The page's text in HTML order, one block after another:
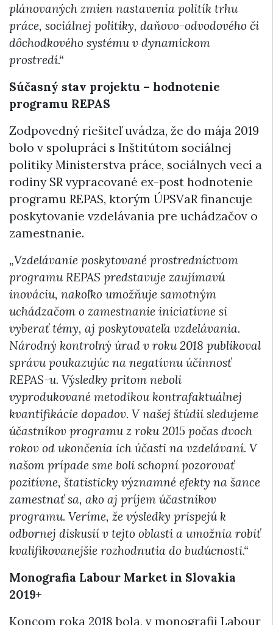
plánovaných zmien nastavenia politík trhu
práce, sociálnej politiky, daňovo-odvodového či
dôchodkového systému v dynamickom
prostredí.“
Súčasný stav projektu – hodnotenie
programu REPAS
Zodpovedný riešiteľ uvádza, že do mája 2019
bolo v spolupráci s Inštitútom sociálnej
politiky Ministerstva práce, sociálnych vecí a
rodiny SR vypracované ex-post hodnotenie
programu REPAS, ktorým ÚPSVaR financuje
poskytovanie vzdelávania pre uchádzačov o
zamestnanie.
„Vzdelávanie poskytované prostredníctvom
programu REPAS predstavuje zaujímavú
inováciu, nakoľko umožňuje samotným
uchádzačom o zamestnanie iniciatívne si
vyberať témy, aj poskytovateľa vzdelávania.
Národný kontrolný úrad v roku 2018 publikoval
správu poukazujúc na negatívnu účinnosť
REPAS-u. Výsledky pritom neboli
vyprodukované metodikou kontrafaktuálnej
kvantifikácie dopadov. V našej štúdii sledujeme
účastníkov programu z roku 2015 počas dvoch
rokov od ukončenia ich účasti na vzdelávaní. V
našom prípade sme boli schopní pozorovať
pozitívne, štatisticky významné efekty na šance
zamestnať sa, ako aj príjem účastníkov
programu. Veríme, že výsledky prispejú k
odbornej diskusií v tejto oblasti a umožnia robiť
kvalifikovanejšie rozhodnutia do budúcnosti.“
Monografia Labour Market in Slovakia
2019+
Koncom roka 2018 bola, v monografii Labour